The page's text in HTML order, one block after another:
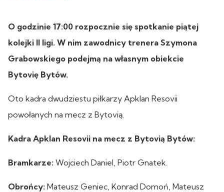
O godzinie 17:00 rozpocznie się spotkanie piątej
kolejki II ligi. W nim zawodnicy trenera Szymona
Grabowskiego podejmą na własnym obiekcie
Bytovię Bytów.
Oto kadra dwudziestu piłkarzy Apklan Resovii
powołanych na mecz z Bytovią.
Kadra Apklan Resovii na mecz z Bytovią Bytów:
Bramkarze: Wojciech Daniel, Piotr Gnatek.
Obrońcy: Mateusz Geniec, Konrad Domoń, Mateusz